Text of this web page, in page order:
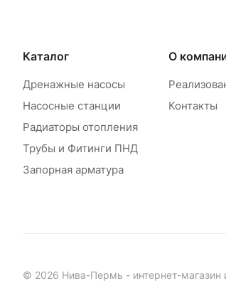
Каталог
Дренажные насосы
Насосные станции
Радиаторы отопления
Трубы и Фитинги ПНД
Запорная арматура
О
Контакты
© 2026 Нива-Пермь - интернет-магазин